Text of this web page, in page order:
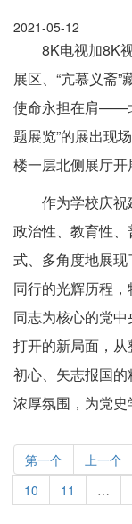
2021-05-12
8K电视加8K
展区、“亢慕义斋
使命永担在肩——
题展览”的展出现
楼一层北侧展厅开
作为学校庆
政治性、教育性
式、多角度地展
同行的光辉历程
同志为核心的党中
打开的新局面，
初心、矢志报国
浓厚氛围，为党史
第一个 上一个
10
11 …